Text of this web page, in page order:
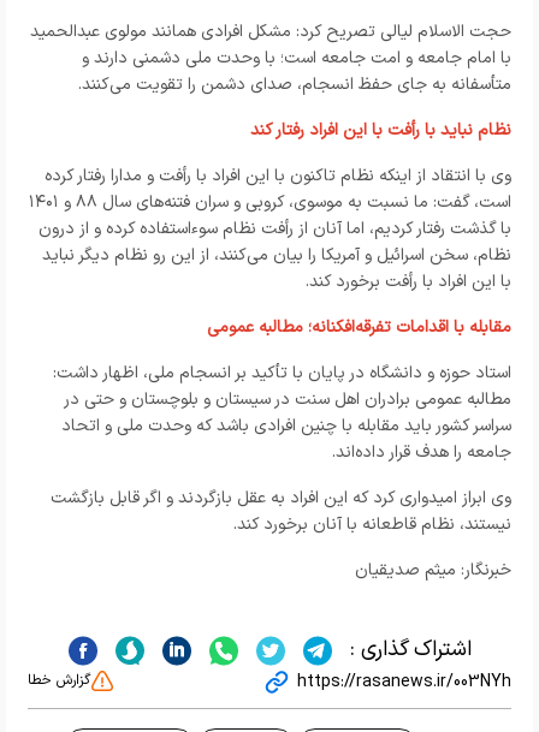
حجت الاسلام لیالی تصریح کرد: مشکل افرادی همانند مولوی عبدالحمید
با امام جامعه و امت جامعه است؛ با وحدت ملی دشمنی دارند و
متأسفانه به جای حفظ انسجام، صدای دشمن را تقویت می‌کنند.
نظام نباید با رأفت با این افراد رفتار کند
وی با انتقاد از اینکه نظام تاکنون با این افراد با رأفت و مدارا رفتار کرده
است، گفت: ما نسبت به موسوی، کروبی و سران فتنه‌های سال ۸۸ و ۱۴۰۱
با گذشت رفتار کردیم، اما آنان از رأفت نظام سوءاستفاده کرده و از درون
نظام، سخن اسرائیل و آمریکا را بیان می‌کنند، از این رو نظام دیگر نباید
با این افراد با رأفت برخورد کند.
مقابله با اقدامات تفرقه‌افکنانه؛ مطالبه عمومی
استاد حوزه و دانشگاه در پایان با تأکید بر انسجام ملی، اظهار داشت:
مطالبه عمومی برادران اهل سنت در سیستان و بلوچستان و حتی در
سراسر کشور باید مقابله با چنین افرادی باشد که وحدت ملی و اتحاد
جامعه را هدف قرار داده‌اند.
وی ابراز امیدواری کرد که این افراد به عقل بازگردند و اگر قابل بازگشت
نیستند، نظام قاطعانه با آنان برخورد کند.
خبرنگار: میثم صدیقیان
اشتراک گذاری :
https://rasanews.ir/003NYh گزارش خطا